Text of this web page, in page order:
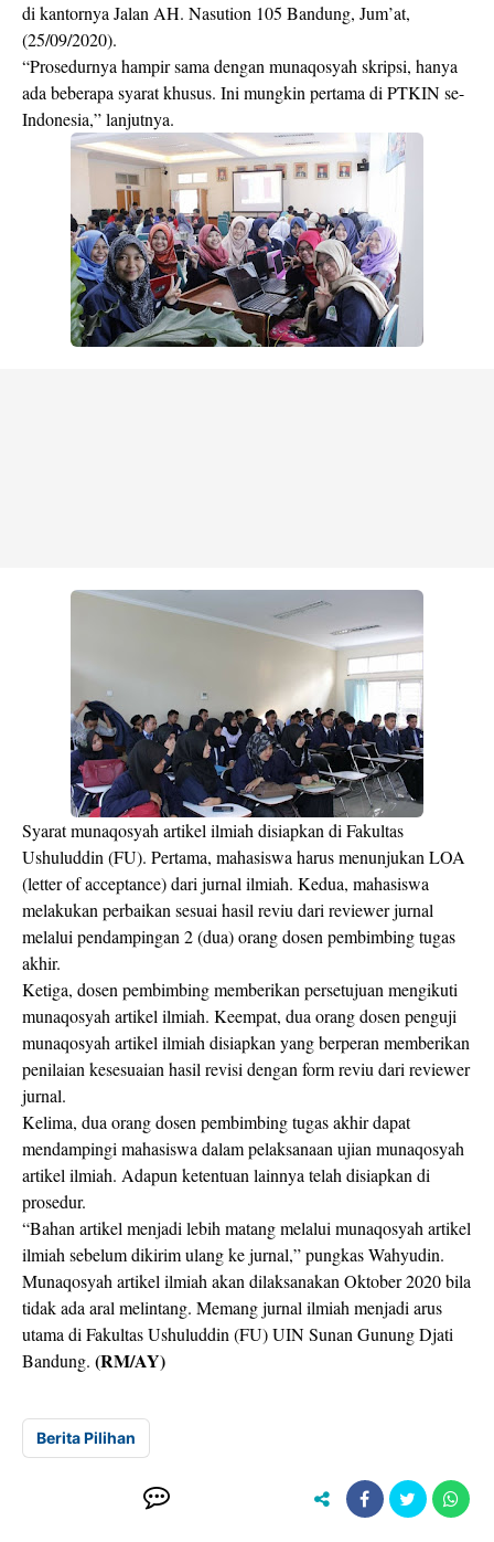
di kantornya Jalan AH. Nasution 105 Bandung, Jum’at,
(25/09/2020).
“Prosedurnya hampir sama dengan munaqosyah skripsi, hanya
ada beberapa syarat khusus. Ini mungkin pertama di PTKIN se-
Indonesia,” lanjutnya.
Syarat munaqosyah artikel ilmiah disiapkan di Fakultas
Ushuluddin (FU). Pertama, mahasiswa harus menunjukan LOA
(letter of acceptance) dari jurnal ilmiah. Kedua, mahasiswa
melakukan perbaikan sesuai hasil reviu dari reviewer jurnal
melalui pendampingan 2 (dua) orang dosen pembimbing tugas
akhir.
Ketiga, dosen pembimbing memberikan persetujuan mengikuti
munaqosyah artikel ilmiah. Keempat, dua orang dosen penguji
munaqosyah artikel ilmiah disiapkan yang berperan memberikan
penilaian kesesuaian hasil revisi dengan form reviu dari reviewer
jurnal.
Kelima, dua orang dosen pembimbing tugas akhir dapat
mendampingi mahasiswa dalam pelaksanaan ujian munaqosyah
artikel ilmiah. Adapun ketentuan lainnya telah disiapkan di
prosedur.
“Bahan artikel menjadi lebih matang melalui munaqosyah artikel
ilmiah sebelum dikirim ulang ke jurnal,” pungkas Wahyudin.
Munaqosyah artikel ilmiah akan dilaksanakan Oktober 2020 bila
tidak ada aral melintang. Memang jurnal ilmiah menjadi arus
utama di Fakultas Ushuluddin (FU) UIN Sunan Gunung Djati
Bandung. (RM/AY)
Berita Pilihan